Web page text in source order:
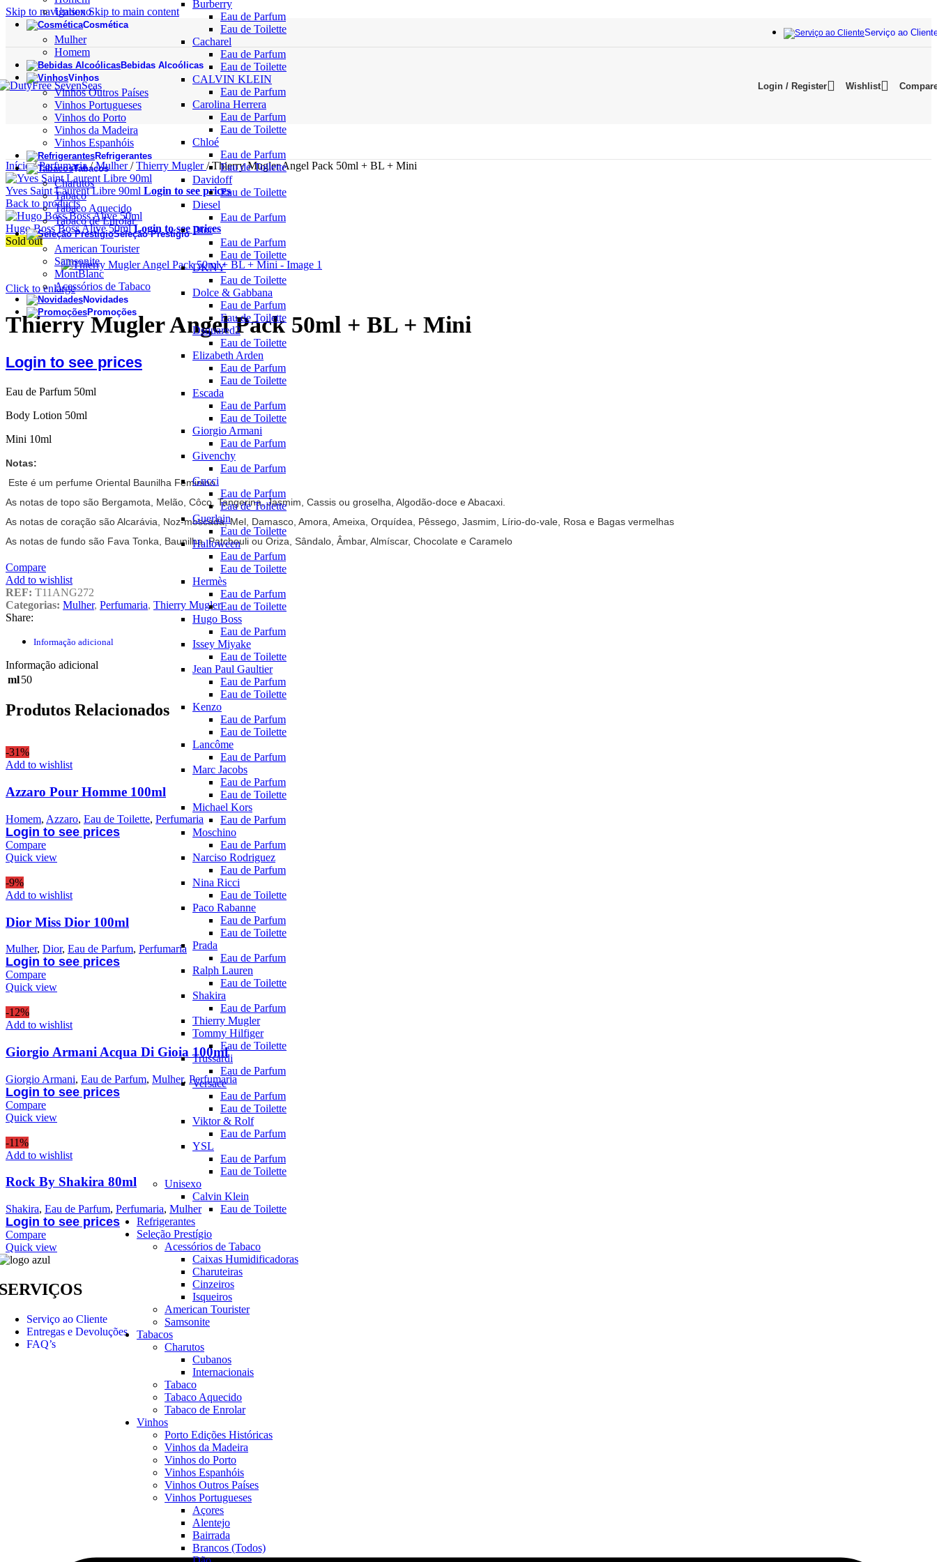
Skip to navigationSkip to main content
Serviço ao
Burberry
Eau de Parfum
Eau de Toilette
Cacharel
Eau de Parfum
Eau de Toilette
CALVIN KLEIN
Eau de Parfum
Carolina Herrera
Eau de Parfum
Eau de Toilette
Chloé
Eau de Parfum
Eau de Toilette
Davidoff
Eau de Toilette
Diesel
Eau de Parfum
Dior
Eau de Parfum
Eau de Toilette
DKNY
Eau de Toilette
Dolce & Gabbana
Eau de Parfum
Eau de Toilette
Dsquared2
Eau de Toilette
Elizabeth Arden
Eau de Parfum
Eau de Toilette
Escada
Eau de Parfum
Eau de Toilette
Giorgio Armani
Eau de Parfum
Givenchy
Eau de Parfum
Gucci
Eau de Parfum
Eau de Toilette
Guerlain
Eau de Toilette
Halloween
Eau de Parfum
Eau de Toilette
Hermès
Eau de Parfum
Eau de Toilette
Hugo Boss
Eau de Parfum
Issey Miyake
Eau de Toilette
Jean Paul Gaultier
Eau de Parfum
Eau de Toilette
Kenzo
Eau de Parfum
Eau de Toilette
Lancôme
Eau de Parfum
Marc Jacobs
Eau de Parfum
Eau de Toilette
Michael Kors
Eau de Parfum
Moschino
Eau de Parfum
Narciso Rodriguez
Eau de Parfum
Nina Ricci
Eau de Toilette
Paco Rabanne
Eau de Parfum
Eau de Toilette
Prada
Eau de Parfum
Ralph Lauren
Eau de Toilette
Shakira
Eau de Parfum
Thierry Mugler
Tommy Hilfiger
Eau de Toilette
Trussardi
Eau de Parfum
Versace
Eau de Parfum
Eau de Toilette
Viktor & Rolf
Eau de Parfum
YSL
Eau de Parfum
Eau de Toilette
Unisexo
Calvin Klein
Eau de Toilette
Refrigerantes
Seleção Prestígio
Acessórios de Tabaco
Caixas Humidificadoras
Charuteiras
Cinzeiros
Isqueiros
American Tourister
Samsonite
Tabacos
Charutos
Cubanos
Internacionais
Tabaco
Tabaco Aquecido
Tabaco de Enrolar
Vinhos
Porto Edições Históricas
Vinhos da Madeira
Vinhos do Porto
Vinhos Espanhóis
Vinhos Outros Países
Vinhos Portugueses
Açores
Alentejo
Bairrada
Brancos (Todos)
Login / Register Wishlist
Unisexo
Cosmética
Mulher
Homem
Bebidas Alcoólicas
Vinhos
Vinhos Outros Países
Vinhos Portugueses
Vinhos do Porto
Vinhos da Madeira
Vinhos Espanhóis
Refrigerantes
Tabacos
Charutos
Tabaco
Tabaco Aquecido
Tabaco de Enrolar
Seleção Prestígio
American Tourister
Samsonite
MontBlanc
Acessórios de Tabaco
Novidades
Promoções
Início/ Perfumaria/ Mulher/ Thierry Mugler/ Thierry Mugler Angel Pack 50ml + BL + Mini
Yves Saint Laurent Libre 90ml Login to see prices
Back to products
Hugo Boss Boss Alive 50mlLogin to see prices
Sold out
Click to enlarge
Thierry Mugler Angel Pack 50ml + BL + Mini
Login to see prices
Eau de Parfum 50ml
Body Lotion 50ml
Mini 10ml
Notas:
Este é um perfume Oriental Baunilha Feminino.
As notas de topo são Bergamota, Melão, Côco, Tangerina, Jasmim, Cassis ou groselha, Algodão-doce e Abacaxi.
As notas de coração são Alcarávia, Noz-moscada, Mel, Damasco, Amora, Ameixa, Orquídea, Pêssego, Jasmim, Lírio-do-vale, Rosa e Bagas vermelhas
As notas de fundo são Fava Tonka, Baunilha, Patchouli ou Oriza, Sândalo, Âmbar, Almíscar, Chocolate e Caramelo
Compare
Add to wishlist
REF: T11ANG272
Categorias: Mulher, Perfumaria, Thierry Mugler
Share:
Informação adicional
Informação adicional
ml50
Produtos Relacionados
-31%
Add to wishlist
Azzaro Pour Homme 100ml
Homem, Azzaro, Eau de Toilette, Perfumaria
Login to see prices
Compare
Quick view
-9%
Add to wishlist
Dior Miss Dior 100ml
Mulher, Dior, Eau de Parfum, Perfumaria
Login to see prices
Compare
Quick view
-12%
Add to wishlist
Giorgio Armani Acqua Di Gioia 100ml
Giorgio Armani, Eau de Parfum, Mulher, Perfumaria
Login to see prices
Compare
Quick view
-11%
Add to wishlist
Rock By Shakira 80ml
Shakira, Eau de Parfum, Perfumaria, Mulher
Login to see prices
Compare
Quick view
Serviço ao Cliente
Entregas e Devoluções
FAQ’s